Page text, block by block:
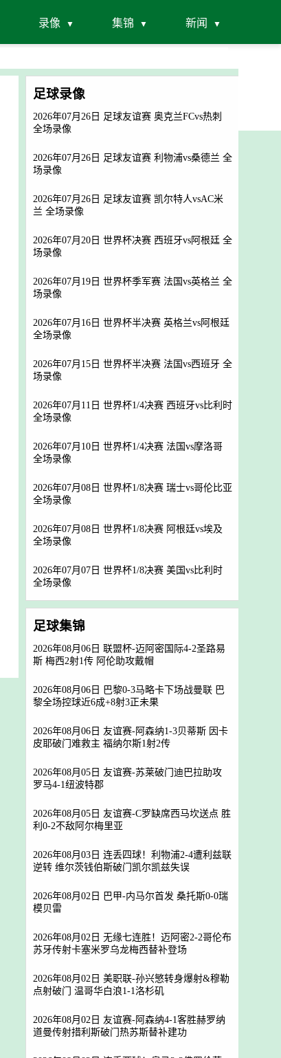
录像 集锦 新闻
足球录像
2026年07月26日 足球友谊赛 奥克兰FCvs热刺
全场录像
2026年07月26日 足球友谊赛 利物浦vs桑德兰 全
场录像
2026年07月26日 足球友谊赛 凯尔特人vsAC米
兰 全场录像
2026年07月20日 世界杯决赛 西班牙vs阿根廷 全
场录像
2026年07月19日 世界杯季军赛 法国vs英格兰 全
场录像
2026年07月16日 世界杯半决赛 英格兰vs阿根廷
全场录像
2026年07月15日 世界杯半决赛 法国vs西班牙 全
场录像
2026年07月11日 世界杯1/4决赛 西班牙vs比利时
全场录像
2026年07月10日 世界杯1/4决赛 法国vs摩洛哥
全场录像
2026年07月08日 世界杯1/8决赛 瑞士vs哥伦比亚
全场录像
2026年07月08日 世界杯1/8决赛 阿根廷vs埃及
全场录像
2026年07月07日 世界杯1/8决赛 美国vs比利时
全场录像
足球集锦
2026年08月06日 联盟杯-迈阿密国际4-2圣路易
斯 梅西2射1传 阿伦助攻戴帽
2026年08月06日 巴黎0-3马略卡下场战曼联 巴
黎全场控球近6成+8射3正未果
2026年08月06日 友谊赛-阿森纳1-3贝蒂斯 因卡
皮耶破门难救主 福纳尔斯1射2传
2026年08月05日 友谊赛-苏莱破门迪巴拉助攻
罗马4-1纽波特郡
2026年08月05日 友谊赛-C罗缺席西马坎送点 胜
利0-2不敌阿尔梅里亚
2026年08月03日 连丢四球！利物浦2-4遭利兹联
逆转 维尔茨钱伯斯破门凯尔凯兹失误
2026年08月02日 巴甲-内马尔首发 桑托斯0-0瑞
模贝雷
2026年08月02日 无缘七连胜！迈阿密2-2哥伦布
苏牙传射卡塞米罗乌龙梅西替补登场
2026年08月02日 美职联-孙兴慜转身爆射&穆勒
点射破门 温哥华白浪1-1洛杉矶
2026年08月02日 友谊赛-阿森纳4-1客胜赫罗纳
道曼传射措利斯破门热苏斯替补建功